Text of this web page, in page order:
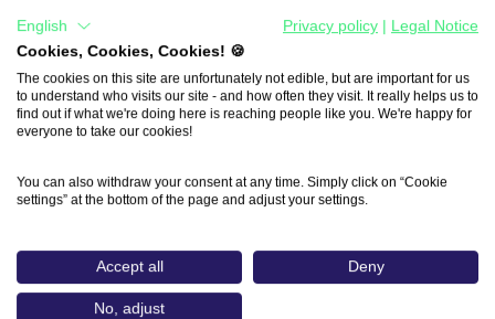
Home
Aus- und Weiterbildungen
KI meets Online Marketing:…
English Privacy policy
Legal Notice
Cookies, Cookies, Cookies! 🍪
The cookies on this site are unfortunately not edible, but are important for us
to understand who visits our site - and how often they visit. It really helps us to
find out if what we're doing here is reaching people like you. We're happy for
everyone to take our cookies!
You can also withdraw your consent at any time. Simply click on “Cookie
settings” at the bottom of the page and adjust your settings.
Accept all Deny
No, adjust